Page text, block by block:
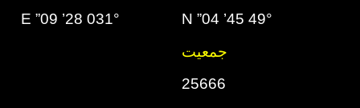
49° 45’ 04” N
031° 28’ 09” E
جمعیت
25666